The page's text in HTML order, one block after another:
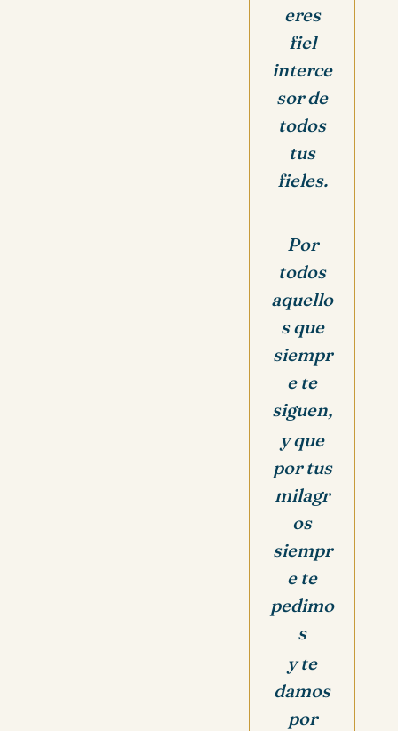
eres
fiel
interce
sor de
todos
tus
fieles.
Por
todos
aquello
s que
siempr
e te
siguen,
y que
por tus
milagr
os
siempr
e te
pedimo
s
y te
damos
por